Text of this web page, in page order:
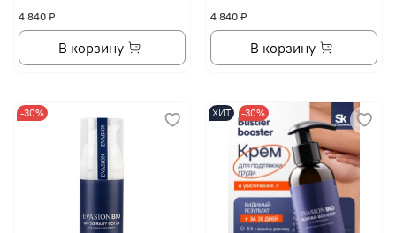
4 840 ₽
В корзину
4 840 ₽
В корзину
-30% ХИТ -30%